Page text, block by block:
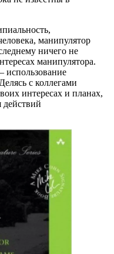
манипулятор
ничего не
манипулятора.
с коллегами
интересах и планах,
действий